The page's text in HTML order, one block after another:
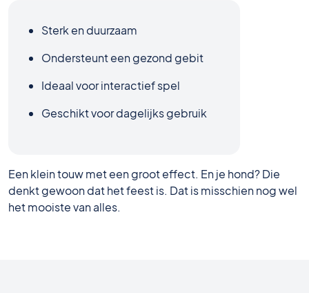
Sterk en duurzaam
Ondersteunt een gezond gebit
Ideaal voor interactief spel
Geschikt voor dagelijks gebruik
Een klein touw met een groot effect. En je hond? Die
denkt gewoon dat het feest is. Dat is misschien nog wel
het mooiste van alles.